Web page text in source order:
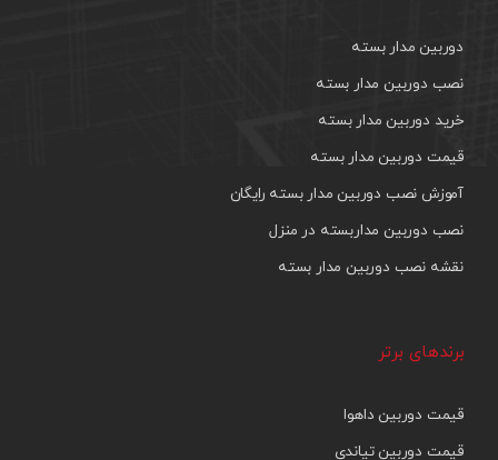
دوربین مدار بسته
نصب دوربین مدار بسته
خرید دوربین مدار بسته
قیمت دوربین مدار بسته
آموزش نصب دوربین مدار بسته رایگان
نصب دوربین مداربسته در منزل
نقشه نصب دوربین مدار بسته
برندهای برتر
قیمت دوربین داهوا
قیمت دوربین تیاندی